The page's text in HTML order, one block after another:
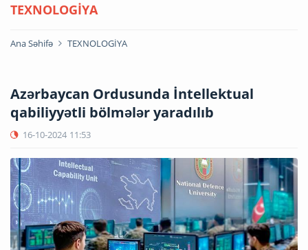
TEXNOLOGİYA
Ana Səhifə TEXNOLOGİYA
Azərbaycan Ordusunda İntellektual
qabiliyyətli bölmələr yaradılıb
16-10-2024 11:53